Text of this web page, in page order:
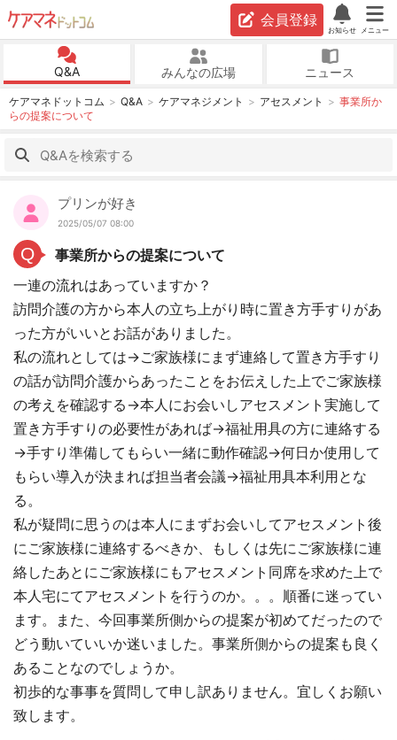
会員登録
お知らせ メニュー
Q&A みんなの広場 ニュース
ケアマネドットコム Q&A ケアマネジメント アセスメント
事業所か
らの提案について
プリンが好き
2025/05/07 08:00
Q
事業所からの提案について
一連の流れはあっていますか？
訪問介護の方から本人の立ち上がり時に置き方手すりがあ
った方がいいとお話がありました。
私の流れとしては→ご家族様にまず連絡して置き方手すり
の話が訪問介護からあったことをお伝えした上でご家族様
の考えを確認する→本人にお会いしアセスメント実施して
置き方手すりの必要性があれば→福祉用具の方に連絡する
→手すり準備してもらい一緒に動作確認→何日か使用して
もらい導入が決まれば担当者会議→福祉用具本利用とな
る。
私が疑問に思うのは本人にまずお会いしてアセスメント後
にご家族様に連絡するべきか、もしくは先にご家族様に連
絡したあとにご家族様にもアセスメント同席を求めた上で
本人宅にてアセスメントを行うのか。。。順番に迷ってい
ます。また、今回事業所側からの提案が初めてだったので
どう動いていいか迷いました。事業所側からの提案も良く
あることなのでしょうか。
初歩的な事事を質問して申し訳ありません。宜しくお願い
致します。